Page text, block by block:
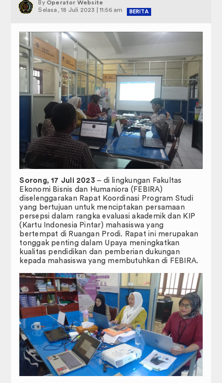
JADWAL PERKULIAHAN
SK PENASIHAT AKADEMIK
FORM PENGAJUAN MAHASISWA
Selayang Pandang
Visi & Misi
Sasaran dan Tujuan
Struktur Organisasi
Kemahasiswaan
Dewan Perwakilan Mahasiswa
Badan Eksekutif Mahasiswa
Publikasi
JIP Connectednees
FAIR.
RENCANA INDUK PENELITIN (RIP)
RENOP dan RENSTRA
LAPORAN CAPAIAN MUTU PENDIDIKAN
Administrasi Akademik Perkuliahan
By Operator Website
Selasa, 18 Juli 2023 | 11:56 am
BERITA
Sorong, 17 Juli 2023 – di lingkungan Fakultas
Ekonomi Bisnis dan Humaniora (FEBIRA)
diselenggarakan Rapat Koordinasi Program Studi
yang bertujuan untuk menciptakan persamaan
persepsi dalam rangka evaluasi akademik dan KIP
(Kartu Indonesia Pintar) mahasiswa yang
bertempat di Ruangan Prodi. Rapat ini merupakan
tonggak penting dalam Upaya meningkatkan
kualitas pendidikan dan pemberian dukungan
kepada mahasiswa yang membutuhkan di FEBIRA.